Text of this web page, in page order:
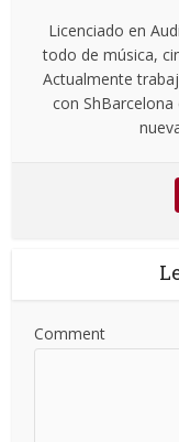
Licenciado en
todo de música,
Actualmente
con
Comment